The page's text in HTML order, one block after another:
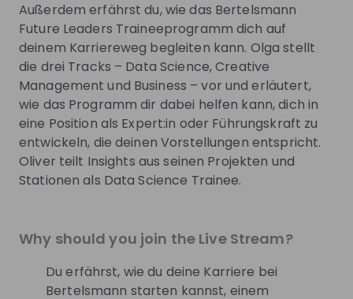
Sign up now!
Mentors See all
Acquisition Bertelsmann at
Bertelsmann SE & Co. KGaA
Bertelsmann Future
Live streams
Außerdem erfährst du, wie das Bertelsmann
Future Leaders Traineeprogramm dich auf
deinem Karriereweg begleiten kann. Olga stellt
die drei Tracks – Data Science, Creative
Management und Business – vor und erläutert,
wie das Programm dir dabei helfen kann, dich in
eine Position als Expert:in oder Führungskraft zu
entwickeln, die deinen Vorstellungen entspricht.
Oliver teilt Insights aus seinen Projekten und
Why should you join the Live Stream?
Du erfährst, wie du deine Karriere bei
Bertelsmann starten kannst, einem